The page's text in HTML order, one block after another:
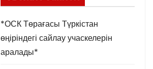
*ОСК Төрағасы Түркістан
өңіріндегі сайлау учаскелерін
аралады*